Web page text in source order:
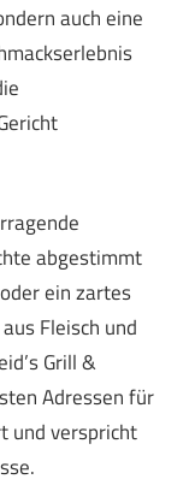
auch eine
abgestimmt
ein zartes
Fleisch und
Grill &
Adressen für
und verspricht